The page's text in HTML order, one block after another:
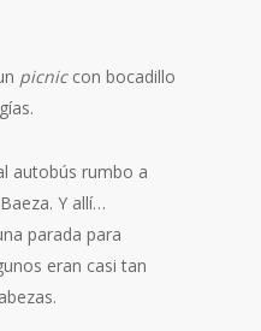
picnic con bocadillo
autobús rumbo a
Y allí…
parada para
eran casi tan